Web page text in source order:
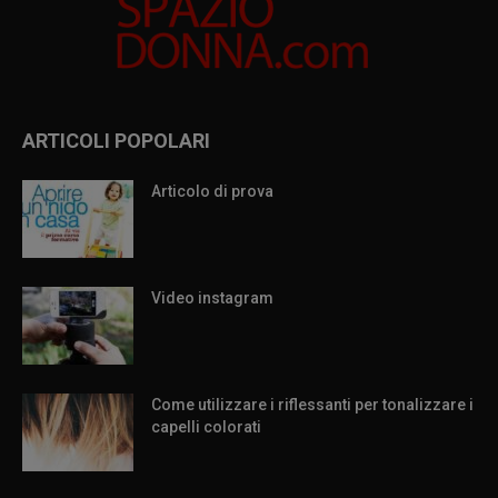
ARTICOLI POPOLARI
Articolo di prova
Video instagram
Come utilizzare i riflessanti per tonalizzare i
capelli colorati